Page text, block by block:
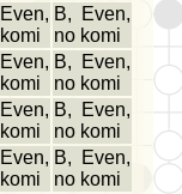
B, Even,
no komi
B, Even,
no komi
B, Even,
no komi
B, Even,
no komi